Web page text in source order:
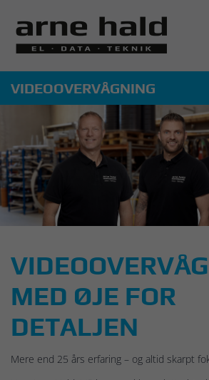
VIDEOOVERVÅGNING
MED ØJE FOR
DETALJEN
Mere end 25 års erfaring – og altid skarpt